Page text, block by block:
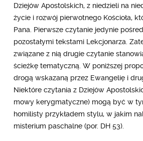
Dziejów Apostolskich, z niedzieli na
życie i rozwój pierwotnego Kościoła,
Pana. Pierwsze czytanie jedynie
pozostałymi tekstami Lekcjonarza.
związane z nią drugie czytanie
ścieżkę tematyczną. W poniższej
drogą wskazaną przez Ewangelię i
Niektóre czytania z Dziejów
mowy kerygmatyczne) mogą być w
homilisty przykładem stylu, w jakim
misterium paschalne (por. DH 53).